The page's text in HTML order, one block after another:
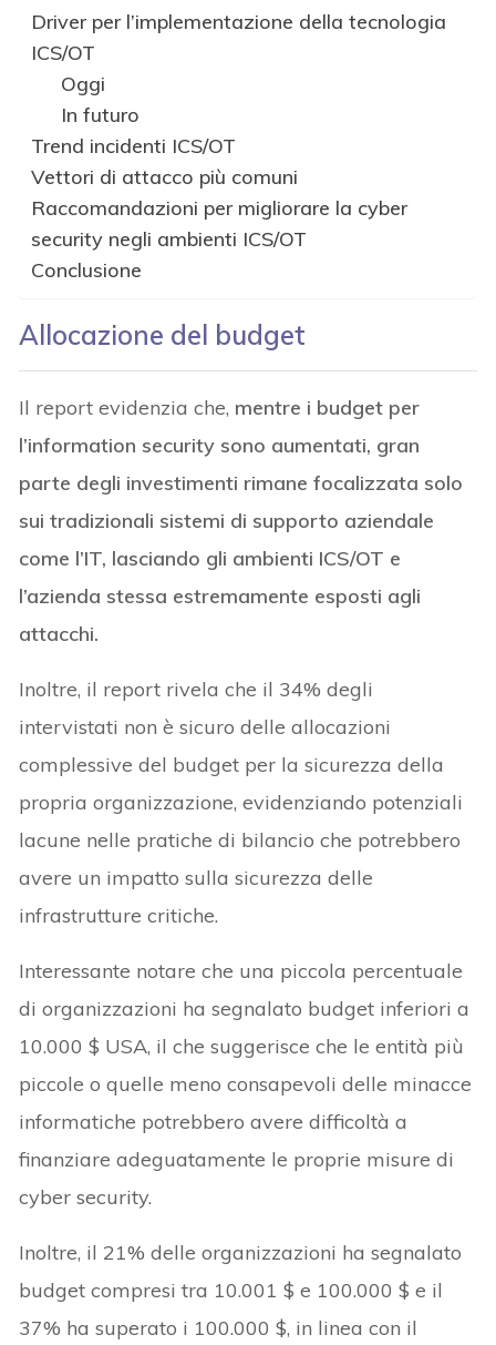
Driver per l’implementazione della tecnologia
ICS/OT
Oggi
In futuro
Trend incidenti ICS/OT
Vettori di attacco più comuni
Raccomandazioni per migliorare la cyber
security negli ambienti ICS/OT
Conclusione
Allocazione del budget
Il report evidenzia che, mentre i budget per
l’information security sono aumentati, gran
parte degli investimenti rimane focalizzata solo
sui tradizionali sistemi di supporto aziendale
come l’IT, lasciando gli ambienti ICS/OT e
l’azienda stessa estremamente esposti agli
attacchi.
Inoltre, il report rivela che il 34% degli
intervistati non è sicuro delle allocazioni
complessive del budget per la sicurezza della
propria organizzazione, evidenziando potenziali
lacune nelle pratiche di bilancio che potrebbero
avere un impatto sulla sicurezza delle
infrastrutture critiche.
Interessante notare che una piccola percentuale
di organizzazioni ha segnalato budget inferiori a
10.000 $ USA, il che suggerisce che le entità più
piccole o quelle meno consapevoli delle minacce
informatiche potrebbero avere difficoltà a
finanziare adeguatamente le proprie misure di
cyber security.
Inoltre, il 21% delle organizzazioni ha segnalato
budget compresi tra 10.001 $ e 100.000 $ e il
37% ha superato i 100.000 $, in linea con il